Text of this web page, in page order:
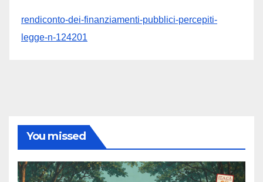
rendiconto-dei-finanziamenti-pubblici-percepiti-
legge-n-124201
You missed